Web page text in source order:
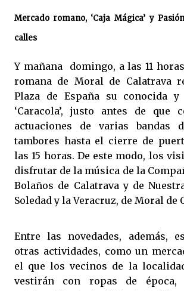
Mercado romano, ‘Caja Mágica’ y
calles
Y mañana domingo, a las 11
romana de Moral de Calatrava
Plaza de España su conocida y
‘Caracola’, justo antes de que
actuaciones de varias bandas
tambores hasta el cierre de
las 15 horas. De este modo, los
disfrutar de la música de la
Bolaños de Calatrava y de
Soledad y la Veracruz, de Moral de
Entre las novedades, además,
otras actividades, como un
el que los vecinos de la
vestirán con ropas de